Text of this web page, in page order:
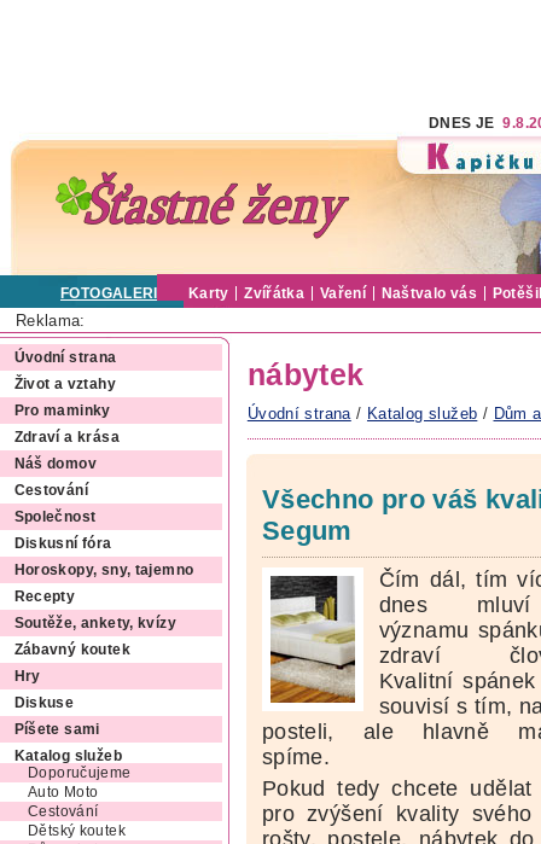
DNES JE
FOTOGALERIE Karty Zvířátka Vaření Naštvalo vás
Reklama:
Úvodní strana
Život a vztahy
Pro maminky
Zdraví a krása
Náš domov
Cestování
Společnost
Diskusní fóra
Horoskopy, sny, tajemno
Recepty
Soutěže, ankety, kvízy
Zábavný koutek
Hry
Diskuse
Píšete sami
Katalog služeb
Doporučujeme
Auto Moto
Cestování
Dětský koutek
nábytek
Úvodní strana / Katalog služeb / Dům
Všechno pro váš
Segum
Čím dál, tím
dnes
významu
zdraví
Kvalitní
souvisí s tím,
posteli, ale hlavně
spíme.
Pokud tedy chcete udělat
pro zvýšení kvality
rošty, postele, nábytek